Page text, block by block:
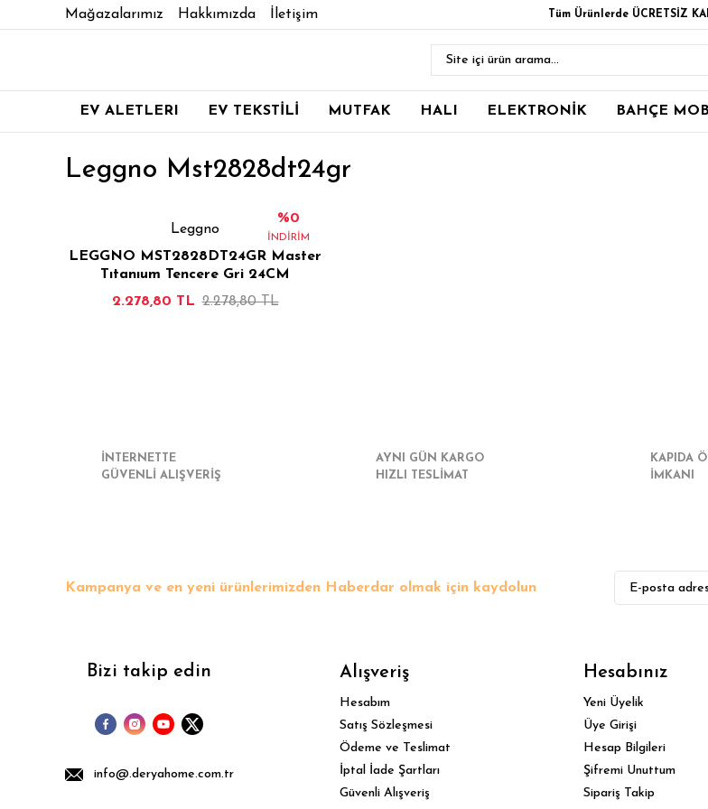
Mağazalarımız Hakkımızda İletişim Tüm Ürünlerde ÜCRETSİZ
EV ALETLERI EV TEKSTİLİ MUTFAK HALI ELEKTRONİK BAHÇE
Leggno Mst2828dt24gr
%0
İNDİRİM
Leggno
LEGGNO MST2828DT24GR Master
Tıtanıum Tencere Gri 24CM
2.278,80 TL 2.278,80 TL
İNTERNETTE
GÜVENLİ ALIŞVERİŞ
AYNI GÜN KARGO
HIZLI TESLİMAT
KAPIDA
İMKANI
Kampanya ve en yeni ürünlerimizden Haberdar olmak için kaydolun
Bizi takip edin
info@.deryahome.com.tr
Alışveriş
Hesabım
Satış Sözleşmesi
Ödeme ve Teslimat
İptal İade Şartları
Güvenli Alışveriş
Hesabınız
Yeni Üyelik
Üye Girişi
Hesap Bilgileri
Şifremi Unuttum
Sipariş Takip